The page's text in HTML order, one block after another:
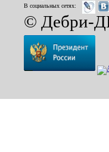
В социальных сетях:
© Дебри-